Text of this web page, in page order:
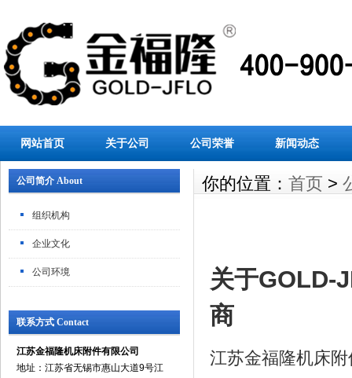
网站首页 关于公司 公司荣誉 新闻动态
公司简介 About
组织机构
企业文化
公司环境
联系方式 Contact
江苏金福隆机床附件有限公司
地址：江苏省无锡市惠山大道9号江
你的位置： 首页 >
关于GOLD-
商
江苏金福隆机床